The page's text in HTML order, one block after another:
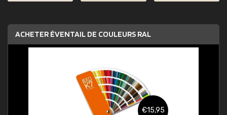
ACHETER ÉVENTAIL DE COULEURS RAL
€15,95